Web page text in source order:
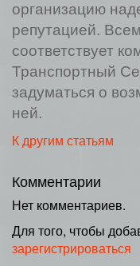
организацию
репутацией.
соответствует
Транспортный
задуматься о
ней.
К другим статьям
Комментарии
Нет комментариев.
Для того, чтобы
зарегистрироваться